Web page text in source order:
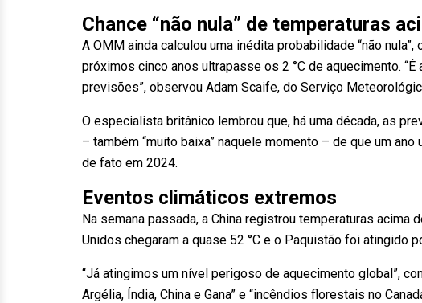
Chance “não nula” de temperaturas
A OMM ainda calculou uma inédita probabilidade “não
próximos cinco anos ultrapasse os 2 °C de aquecimento.
previsões”, observou Adam Scaife, do Serviço
O especialista britânico lembrou que, há uma década, as
– também “muito baixa” naquele momento – de que um
de fato em 2024.
Eventos climáticos extremos
Na semana passada, a China registrou temperaturas acima
Unidos chegaram a quase 52 °C e o Paquistão foi atingido
“Já atingimos um nível perigoso de aquecimento global”,
Argélia, Índia, China e Gana” e “incêndios florestais no